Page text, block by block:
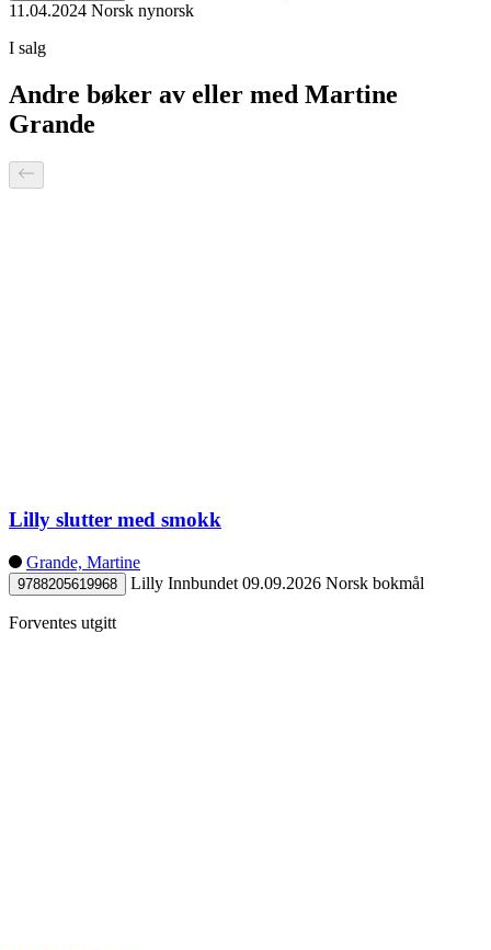
11.04.2024 Norsk nynorsk
I salg
Andre bøker av eller med Martine
Grande
Lilly slutter med smokk
Grande, Martine
9788205619968 Lilly Innbundet 09.09.2026 Norsk bokmål
Forventes utgitt